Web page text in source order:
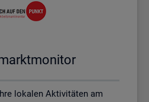
lokalen Aktivitäten am